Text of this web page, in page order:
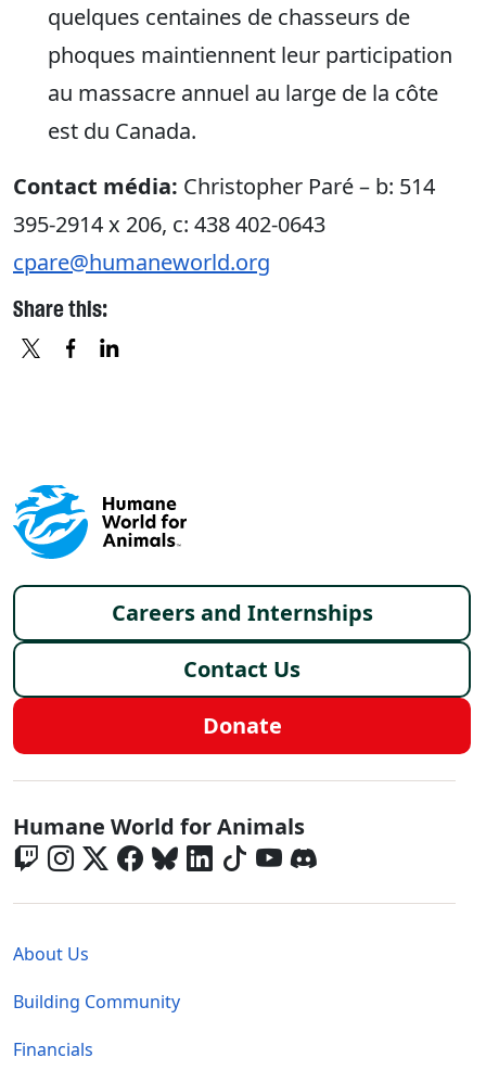
quelques centaines de chasseurs de
phoques maintiennent leur participation
au massacre annuel au large de la côte
est du Canada.
Contact média: Christopher Paré – b: 514
395-2914 x 206, c: 438 402-0643
cpare@humaneworld.org
Share this:
Footer menu
Careers and Internships
Contact Us
Donate
Global - Social Menu
Humane World for Animals
About Us
Building Community
Financials